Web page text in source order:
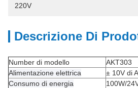
220V
Descrizione Di
Number di modello
AKT303
Alimentazione elettrica
± 10V di
Consumo di energia
100W/